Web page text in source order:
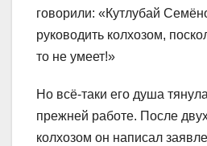
говорили: «Кутлубай
руководить колхозом,
то не умеет!»
Но всё-таки его душа
прежней работе. После
колхозом он написал